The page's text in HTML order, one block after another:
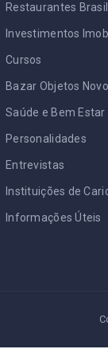
Restaurantes
Investimentos
Cursos
Bazar Objetos
Saúde e Bem Estar
Personalidades
Entrevistas
Instituições de
Informações Úteis